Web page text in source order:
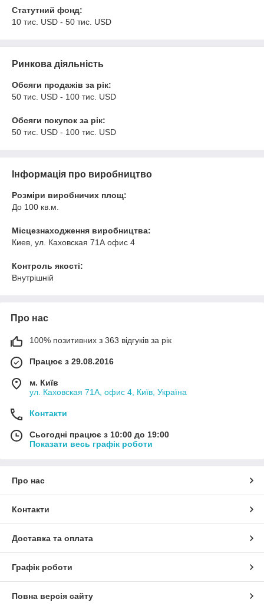
Статутний фонд:
10 тис. USD - 50 тис. USD
Ринкова діяльність
Обсяги продажів за рік:
50 тис. USD - 100 тис. USD
Обсяги покупок за рік:
50 тис. USD - 100 тис. USD
Інформація про виробництво
Розміри виробничих площ:
До 100 кв.м.
Місцезнаходження виробництва:
Киев, ул. Каховская 71А офис 4
Контроль якості:
Внутрішній
Про нас
100% позитивних з 363 відгуків за рік
Працює з 29.08.2016
м. Київ
ул. Каховская 71А, офис 4, Київ, Україна
Контакти
Сьогодні працює з 10:00 до 19:00
Показати весь графік роботи
Про нас
Контакти
Доставка та оплата
Графік роботи
Повна версія сайту